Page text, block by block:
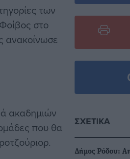
των
στο
ανακοίνωσε
ακαδημιών
που θα
ΣΧΕΤΙΚΆ
Δήμος Ρόδου: